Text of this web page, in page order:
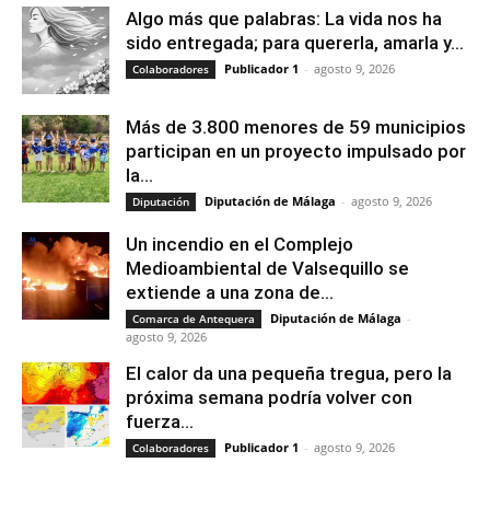
Algo más que palabras: La vida nos ha
sido entregada; para quererla, amarla y...
Colaboradores Publicador 1 - agosto 9, 2026
Más de 3.800 menores de 59 municipios
participan en un proyecto impulsado por
la...
Diputación Diputación de Málaga - agosto 9, 2026
Un incendio en el Complejo
Medioambiental de Valsequillo se
extiende a una zona de...
Comarca de Antequera Diputación de Málaga -
agosto 9, 2026
El calor da una pequeña tregua, pero la
próxima semana podría volver con
fuerza...
Colaboradores Publicador 1 - agosto 9, 2026